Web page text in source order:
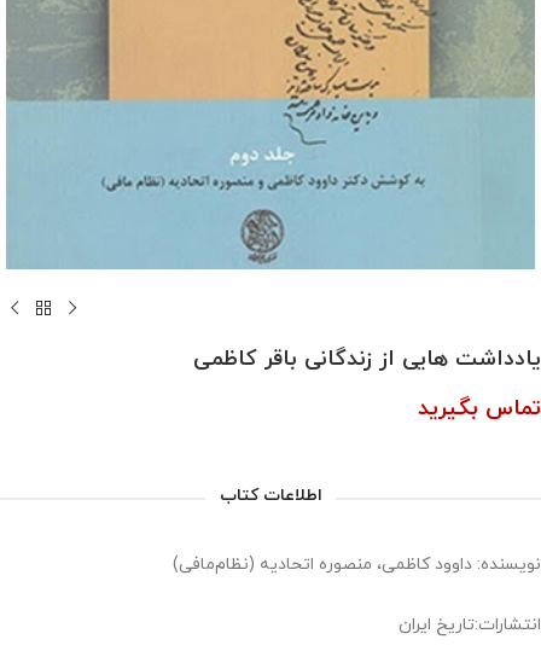
یادداشت هایی از زندگانی باقر کاظمی
تماس بگیرید
اطلاعات کتاب
نویسنده: داوود کاظمی، منصوره اتحادیه (نظام‌مافی)
انتشارات:تاریخ ایران